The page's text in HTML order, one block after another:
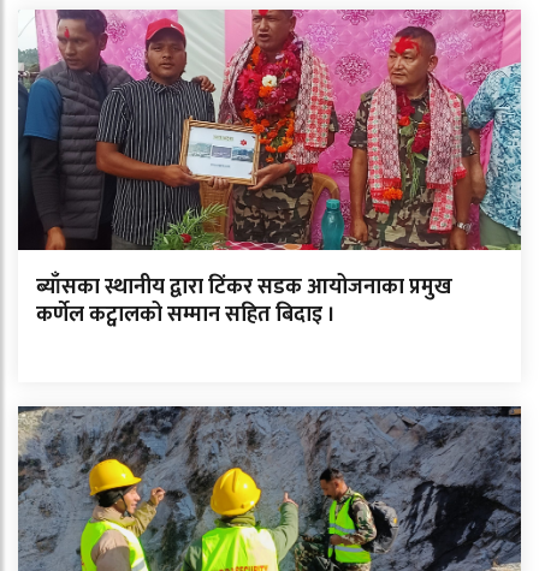
ब्याँसका स्थानीय द्वारा टिंकर सडक आयोजनाका प्रमुख
कर्णेल कट्वालको सम्मान सहित बिदाइ ।